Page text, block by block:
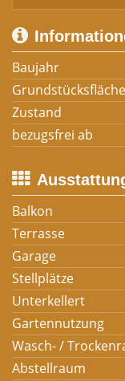
Baujahr
Zustand
bezugsfrei ab
Balkon
Terrasse
Garage
Stellplätze
Unterkellert
Gartennutzung
Wasch- /
Abstellraum